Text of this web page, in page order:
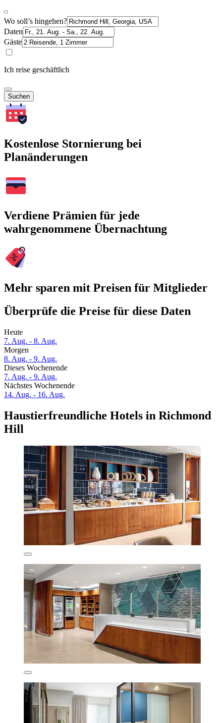
Wo soll’s hingehen?
Daten
Gäste
Ich reise geschäftlich
Suchen
Kostenlose Stornierung bei
Planänderungen
Verdiene Prämien für jede
wahrgenommene Übernachtung
Mehr sparen mit Preisen für Mitglieder
Überprüfe die Preise für diese Daten
Heute
7. Aug. - 8. Aug.
Morgen
8. Aug. - 9. Aug.
Dieses Wochenende
7. Aug. - 9. Aug.
Nächstes Wochenende
14. Aug. - 16. Aug.
Haustierfreundliche Hotels in Richmond
Hill